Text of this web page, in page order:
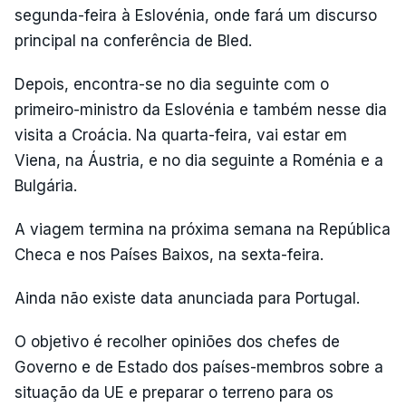
segunda-feira à Eslovénia, onde fará um discurso
principal na conferência de Bled.
Depois, encontra-se no dia seguinte com o
primeiro-ministro da Eslovénia e também nesse dia
visita a Croácia. Na quarta-feira, vai estar em
Viena, na Áustria, e no dia seguinte a Roménia e a
Bulgária.
A viagem termina na próxima semana na República
Checa e nos Países Baixos, na sexta-feira.
Ainda não existe data anunciada para Portugal.
O objetivo é recolher opiniões dos chefes de
Governo e de Estado dos países-membros sobre a
situação da UE e preparar o terreno para os